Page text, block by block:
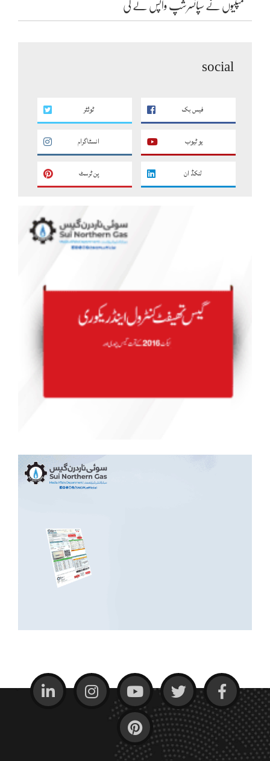
کمپنیوں نے سپانسرشپ واپس لے لی
social
فیس بک ٹوئٹر
یو ٹیوب انسٹاگرام
لنکڈ ان پن ٹرسٹ